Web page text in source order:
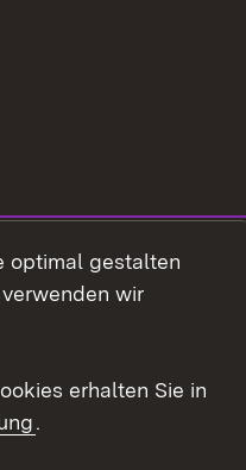
optimal gestalten
wir
erhalten Sie in
.